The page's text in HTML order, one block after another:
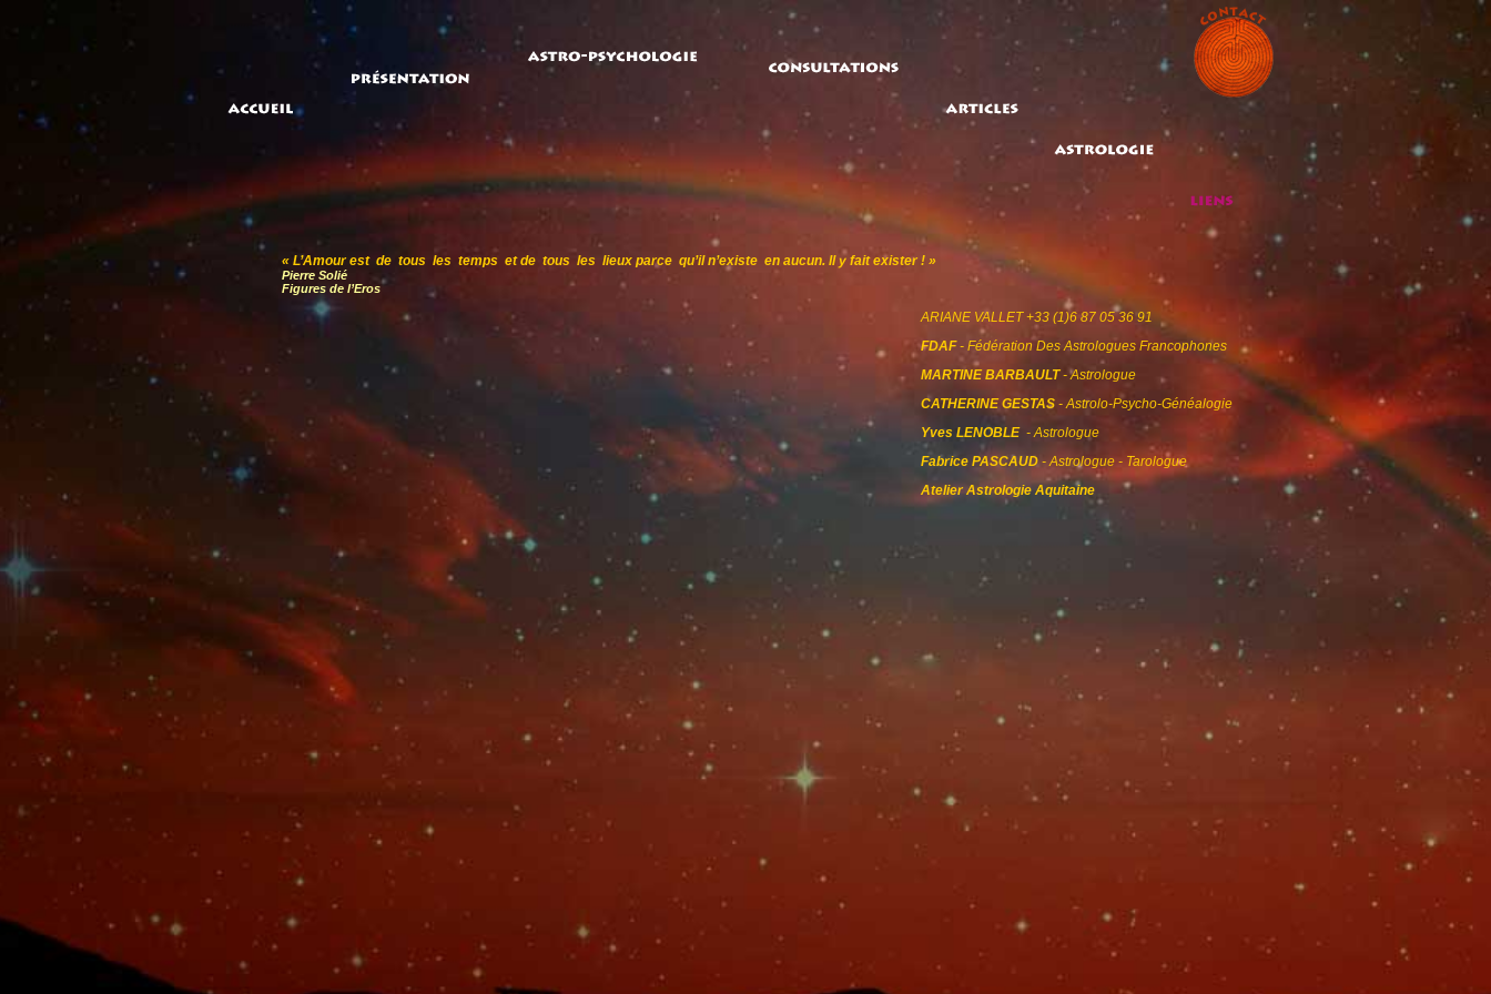
« L’Amour est de tous les temps et de tous les lieux parce qu’il n’existe en aucun. Il y fait exister ! »
Pierre Solié
Figures de l’Eros
ARIANE VALLET +33 (1)6 87 05 36 91
FDAF- Fédération Des Astrologues Francophones
MARTINE BARBAULT- Astrologue
CATHERINE GESTAS - Astrolo-Psycho-Généalogie
Yves LENOBLE- Astrologue
Fabrice PASCAUD- Astrologue - Tarologue
Atelier Astrologie Aquitaine